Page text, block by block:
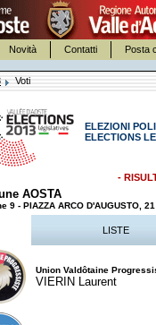
Novità Contatti Posta
Voti
ELEZIONI
ELECTIONS
-
AOSTA
9 - PIAZZA ARCO D'AUGUSTO,
LISTE
Union Valdôtaine
VIERIN Laurent